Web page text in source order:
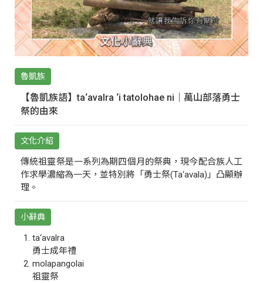
魯凱族
【魯凱族語】ta‘avalra ‘i tatolohae ni｜萬山部落勇士
祭的由來
文化介紹
傳統祖靈祭是一系列為期四個月的祭典，現今配合族人工
作求學濃縮為一天，並特別將「勇士祭(Ta‘avala)」凸顯辦
理。
小辭典
ta‘avalra
勇士成年禮
molapangolai
祖靈祭